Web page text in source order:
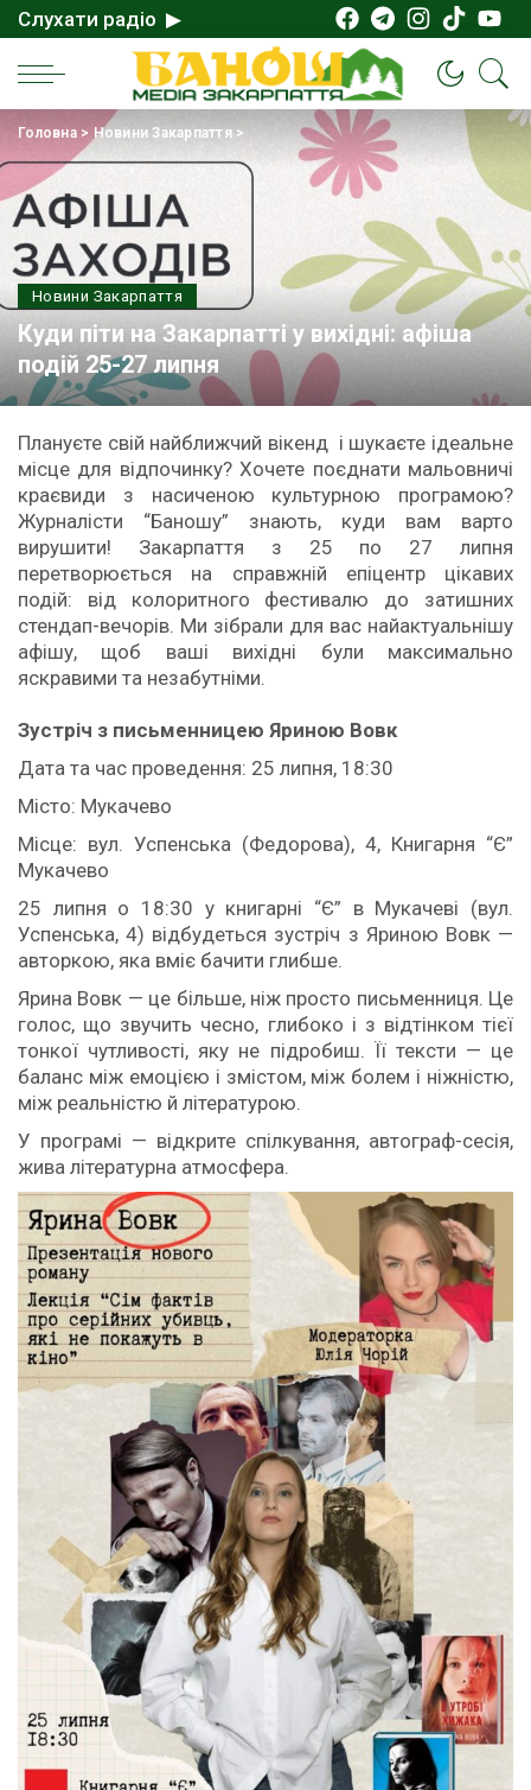
Слухати радіо ▶
Головна> Новини Закарпаття>
Новини Закарпаття
Куди піти на Закарпатті у вихідні: афіша
подій 25-27 липня
Плануєте свій найближчий вікенд і шукаєте ідеальне
місце для відпочинку? Хочете поєднати мальовничі
краєвиди з насиченою культурною програмою?
Журналісти “Баношу” знають, куди вам варто
вирушити! Закарпаття з 25 по 27 липня
перетворюється на справжній епіцентр цікавих
подій: від колоритного фестивалю до затишних
стендап-вечорів. Ми зібрали для вас найактуальнішу
афішу, щоб ваші вихідні були максимально
яскравими та незабутніми.
Зустріч з письменницею Яриною Вовк
Дата та час проведення: 25 липня, 18:30
Місто: Мукачево
Місце: вул. Успенська (Федорова), 4, Книгарня “Є”
Мукачево
25 липня о 18:30 у книгарні “Є” в Мукачеві (вул.
Успенська, 4) відбудеться зустріч з Яриною Вовк —
авторкою, яка вміє бачити глибше.
Ярина Вовк — це більше, ніж просто письменниця. Це
голос, що звучить чесно, глибоко і з відтінком тієї
тонкої чутливості, яку не підробиш. Її тексти — це
баланс між емоцією і змістом, між болем і ніжністю,
між реальністю й літературою.
У програмі — відкрите спілкування, автограф-сесія,
жива літературна атмосфера.